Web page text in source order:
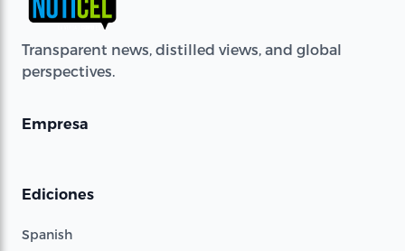
Transparent news, distilled views, and global
perspectives.
Empresa
Ediciones
Spanish